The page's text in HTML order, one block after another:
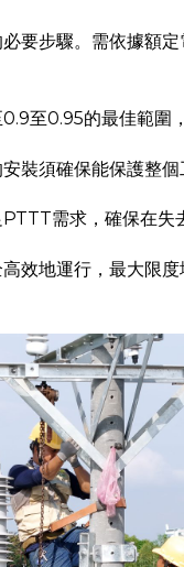
要步驟。需依據額
至0.95的最佳範圍
裝須確保能保護整
需求，確保在失
效地運行，最大限